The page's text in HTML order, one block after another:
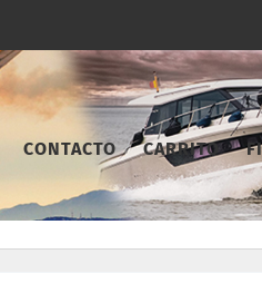
CONTACTO CARRITO